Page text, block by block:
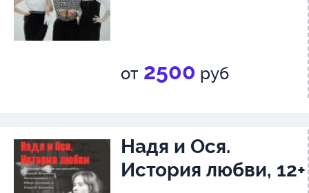
от 2500 руб
Надя и Ося.
История любви, 12+